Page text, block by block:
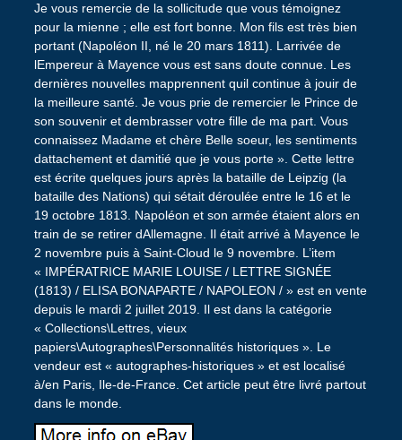
Je vous remercie de la sollicitude que vous témoignez
pour la mienne ; elle est fort bonne. Mon fils est très bien
portant (Napoléon II, né le 20 mars 1811). Larrivée de
lEmpereur à Mayence vous est sans doute connue. Les
dernières nouvelles mapprennent quil continue à jouir de
la meilleure santé. Je vous prie de remercier le Prince de
son souvenir et dembrasser votre fille de ma part. Vous
connaissez Madame et chère Belle soeur, les sentiments
dattachement et damitié que je vous porte ». Cette lettre
est écrite quelques jours après la bataille de Leipzig (la
bataille des Nations) qui sétait déroulée entre le 16 et le
19 octobre 1813. Napoléon et son armée étaient alors en
train de se retirer dAllemagne. Il était arrivé à Mayence le
2 novembre puis à Saint-Cloud le 9 novembre. L’item
« IMPÉRATRICE MARIE LOUISE / LETTRE SIGNÉE
(1813) / ELISA BONAPARTE / NAPOLEON / » est en vente
depuis le mardi 2 juillet 2019. Il est dans la catégorie
« Collections\Lettres, vieux
papiers\Autographes\Personnalités historiques ». Le
vendeur est « autographes-historiques » et est localisé
à/en Paris, Ile-de-France. Cet article peut être livré partout
dans le monde.